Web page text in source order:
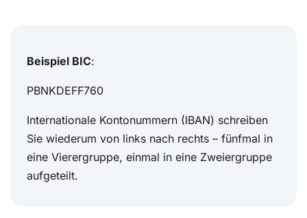
Beispiel BIC:
PBNKDEFF760
Internationale Kontonummern (IBAN) schreiben
Sie wiederum von links nach rechts – fünfmal in
eine Vierergruppe, einmal in eine Zweiergruppe
aufgeteilt.